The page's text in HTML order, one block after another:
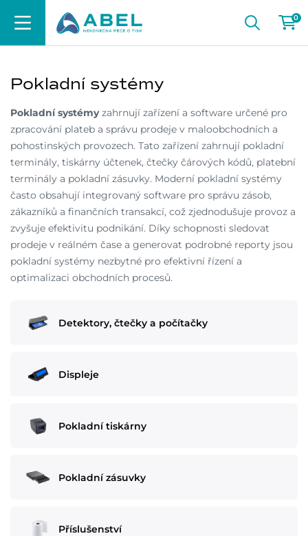
0
Pokladní systémy
Pokladní systémyzahrnují zařízení a software určené pro
zpracování plateb a správu prodeje v maloobchodních a
pohostinských provozech. Tato zařízení zahrnují pokladní
terminály, tiskárny účtenek, čtečky čárových kódů, platební
terminály a pokladní zásuvky. Moderní pokladní systémy
často obsahují integrovaný software pro správu zásob,
zákazníků a finančních transakcí, což zjednodušuje provoz a
zvyšuje efektivitu podnikání. Díky schopnosti sledovat
prodeje v reálném čase a generovat podrobné reporty jsou
pokladní systémy nezbytné pro efektivní řízení a
optimalizaci obchodních procesů.
Detektory, čtečky a počítačky
Displeje
Pokladní tiskárny
Pokladní zásuvky
Příslušenství